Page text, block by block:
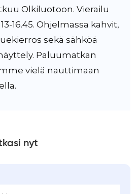
Olkiluotoon. Vierailu
16.45. Ohjelmassa kahvit,
sekä sähköä
Paluumatkan
vielä nauttimaan
nyt